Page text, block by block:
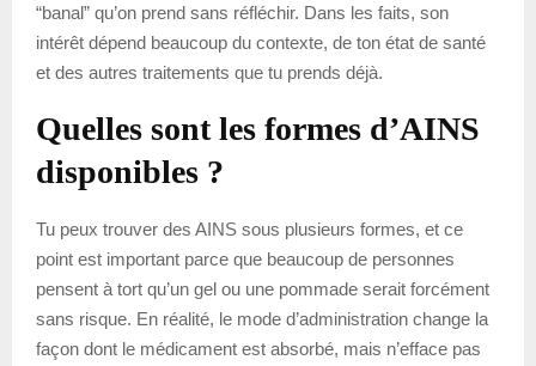
“banal” qu’on prend sans réfléchir. Dans les faits, son
intérêt dépend beaucoup du contexte, de ton état de santé
et des autres traitements que tu prends déjà.
Quelles sont les formes d’AINS
disponibles ?
Tu peux trouver des AINS sous plusieurs formes, et ce
point est important parce que beaucoup de personnes
pensent à tort qu’un gel ou une pommade serait forcément
sans risque. En réalité, le mode d’administration change la
façon dont le médicament est absorbé, mais n’efface pas